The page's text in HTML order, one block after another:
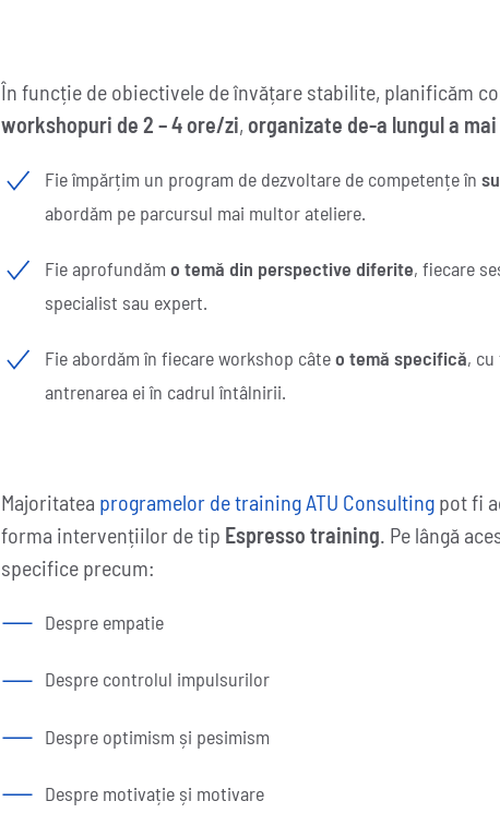
În funcție de obiectivele de învățare stabilite, planificăm
workshopuri de 2 – 4 ore/zi, organizate de-a lungul a
Fie împărțim un program de dezvoltare de competențe în
abordăm pe parcursul mai multor ateliere.
Fie aprofundăm o temă din perspective diferite, fiecare
specialist sau expert.
Fie abordăm în fiecare workshop câteo temă specifică,
antrenarea ei în cadrul întâlnirii.
Majoritatea programelor de training ATU Consulting pot fi
forma intervențiilor de tip Espresso training . Pe lângă
specifice precum:
Despre empatie
Despre controlul impulsurilor
Despre optimism și pesimism
Despre motivație și motivare